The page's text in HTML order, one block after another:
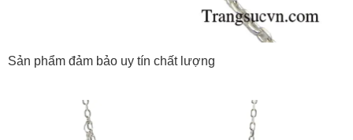
Sản phẩm đảm bảo uy tín chất lượng